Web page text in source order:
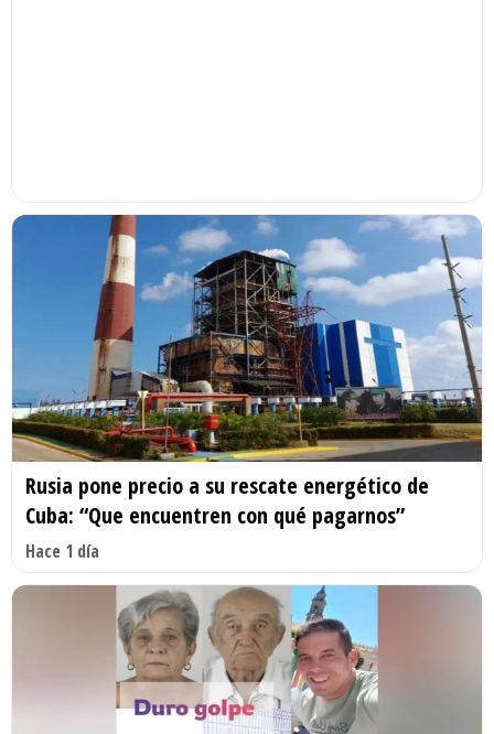
Rusia pone precio a su rescate energético de
Cuba: “Que encuentren con qué pagarnos”
Hace 1 día